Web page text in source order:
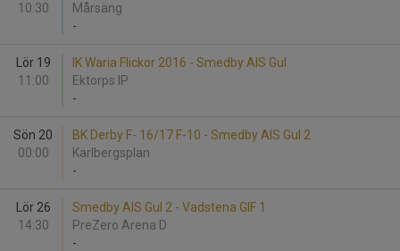
10:30
Mårsäng
-
Lör 19
11:00
IK Waria Flickor 2016 - Smedby AIS Gul
Ektorps IP
-
Sön 20
00:00
BK Derby F- 16/17 F-10 - Smedby AIS Gul 2
Karlbergsplan
-
Lör 26
14:30
Smedby AIS Gul 2 - Vadstena GIF 1
PreZero Arena D
-